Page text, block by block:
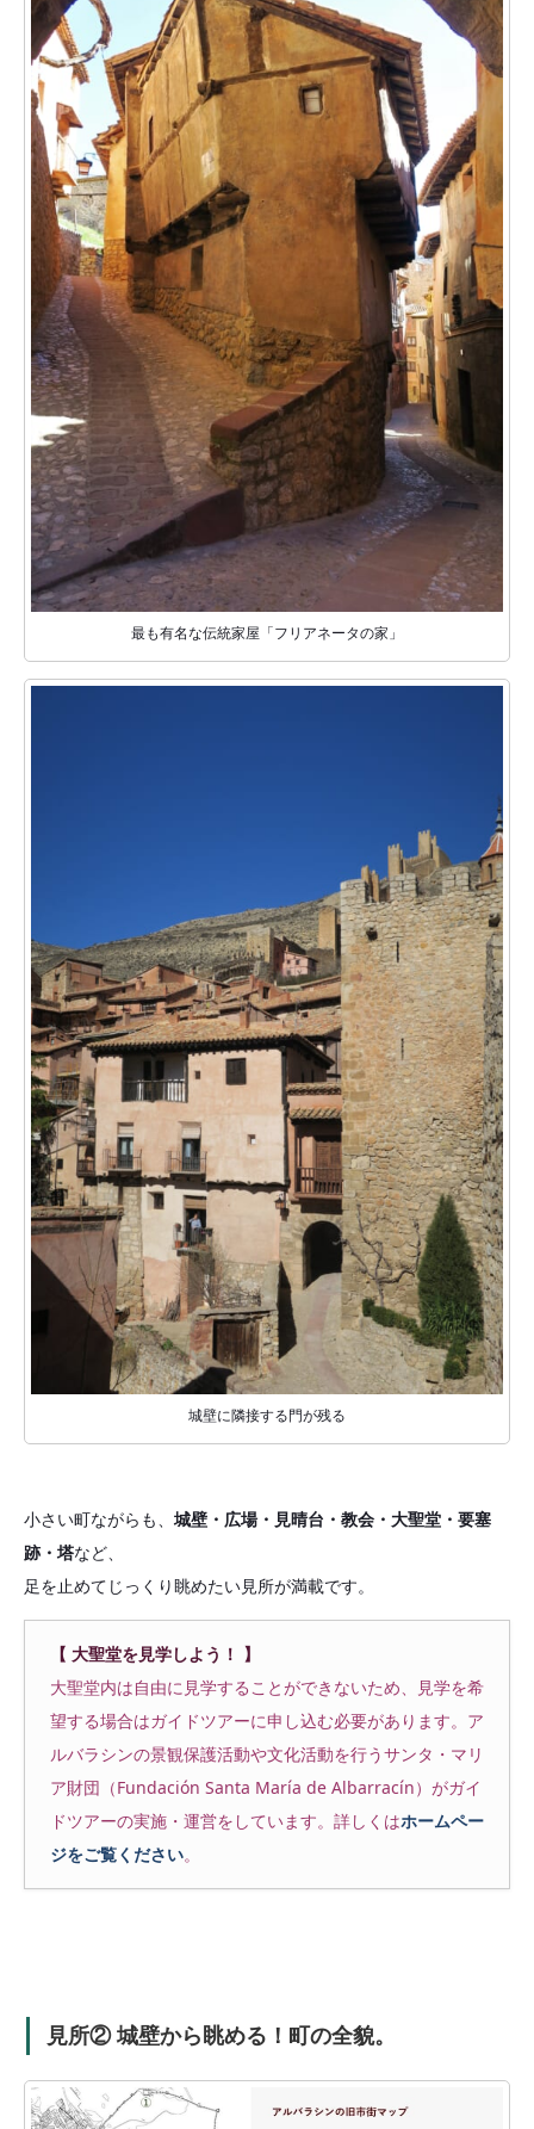
最も有名な伝統家屋「フリアネータの家」
城壁に隣接する門が残る
小さい町ながらも、 城壁・広場・見晴台・教会・大聖堂・要塞
跡・塔など、
足を止めてじっくり眺めたい見所が満載です。
【 大聖堂を見学しよう！ 】
大聖堂内は自由に見学することができないため、見学を希
望する場合はガイドツアーに申し込む必要があります。ア
ルバラシンの景観保護活動や文化活動を行うサンタ・マリ
ア財団（Fundación Santa María de Albarracín）がガイ
ドツアーの実施・運営をしています。詳しくはホームペー
ジをご覧ください。
見所② 城壁から眺める！町の全貌。